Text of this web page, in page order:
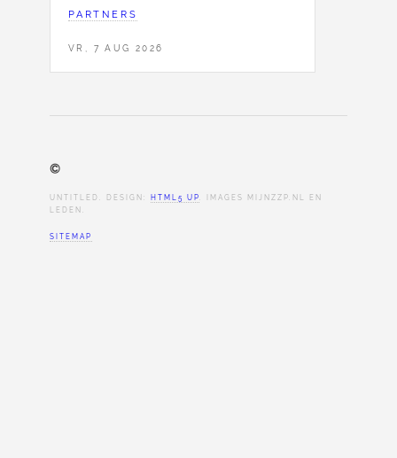
PARTNERS
VR, 7 AUG 2026
©
UNTITLED. DESIGN: HTML5 UP. IMAGES MIJNZZP.NL EN
LEDEN.
SITEMAP